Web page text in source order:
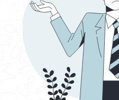
Выберите подкатегорию
Другое
Зарплата
От и до Фиксированная
Тип занятости